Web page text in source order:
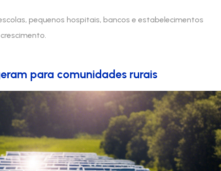
pequenos hospitais, bancos e estabelecimentos
para comunidades rurais